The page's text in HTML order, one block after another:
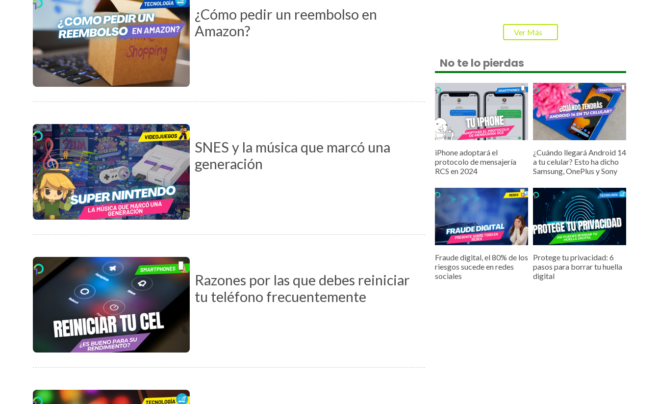
¿Cómo pedir un reembolso en
Amazon?
SNES y la música que marcó una
generación
Razones por las que debes reiniciar
tu teléfono frecuentemente
Ver Más
No te lo pierdas
iPhone adoptará el
protocolo de mensajería
RCS en 2024
¿Cuándo llegará Android 14
a tu celular? Esto ha dicho
Samsung, OnePlus y Sony
Fraude digital, el 80% de los
riesgos sucede en redes
sociales
Protege tu privacidad: 6
pasos para borrar tu huella
digital